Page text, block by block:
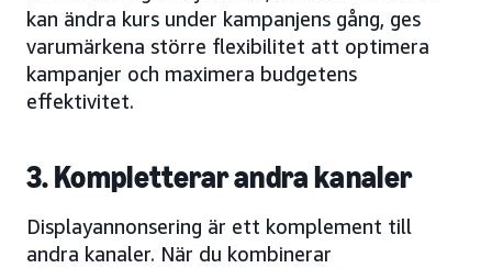
kan ändra kurs under kampanjens gång, ges
varumärkena större flexibilitet att optimera
kampanjer och maximera budgetens
effektivitet.
3. Kompletterar andra kanaler
Displayannonsering är ett komplement till
andra kanaler. När du kombinerar